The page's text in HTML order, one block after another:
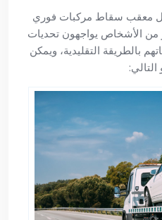
معقب سقاط مركبات فوري
من الأشخاص يواجهون تحديات
بالطريقة التقليدية، ويمكن